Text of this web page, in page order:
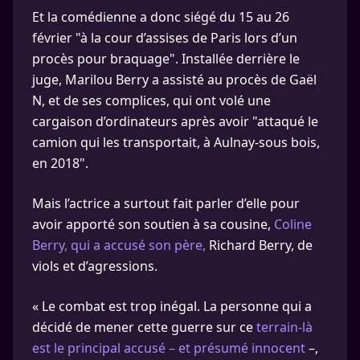
Et la comédienne a donc siégé du 15 au 26
février "à la cour d’assises de Paris lors d’un
procès pour braquage". Installée derrière le
juge, Marilou Berry a assisté au procès de Gaël
N, et de ses complices, qui ont volé une
cargaison d’ordinateurs après avoir "attaqué le
camion qui les transportait, à Aulnay-sous bois,
en 2018".
Mais l’actrice a surtout fait parler d’elle pour
avoir apporté son soutien à sa cousine, Coline
Berry, qui a accusé son père, Richard Berry, de
viols et d’agressions.
« Le combat est trop inégal. La personne qui a
décidé de mener cette guerre sur ceterrain-là
est le principal accusé – et présumé innocent–,